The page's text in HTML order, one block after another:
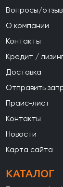
Вопросы/
О компании
Контакты
Кредит /
Доставка
Отправить
Прайс-лист
Контакты
Новости
Карта сайта
КАТАЛОГ